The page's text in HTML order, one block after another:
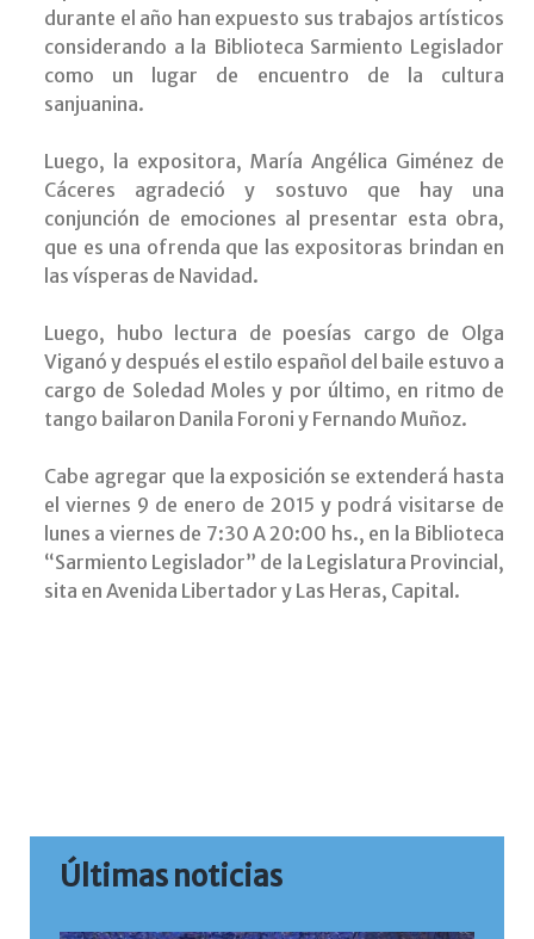
durante el año han expuesto sus trabajos artísticos
considerando a la Biblioteca Sarmiento Legislador
como un lugar de encuentro de la cultura
sanjuanina.
Luego, la expositora, María Angélica Giménez de
Cáceres agradeció y sostuvo que hay una
conjunción de emociones al presentar esta obra,
que es una ofrenda que las expositoras brindan en
las vísperas de Navidad.
Luego, hubo lectura de poesías cargo de Olga
Viganó y después el estilo español del baile estuvo a
cargo de Soledad Moles y por último, en ritmo de
tango bailaron Danila Foroni y Fernando Muñoz.
Cabe agregar que la exposición se extenderá hasta
el viernes 9 de enero de 2015 y podrá visitarse de
lunes a viernes de 7:30 A 20:00 hs., en la Biblioteca
“Sarmiento Legislador” de la Legislatura Provincial,
sita en Avenida Libertador y Las Heras, Capital.
Últimas noticias